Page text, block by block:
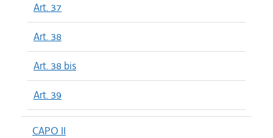
Art. 37
Art. 38
Art. 38 bis
Art. 39
CAPO II